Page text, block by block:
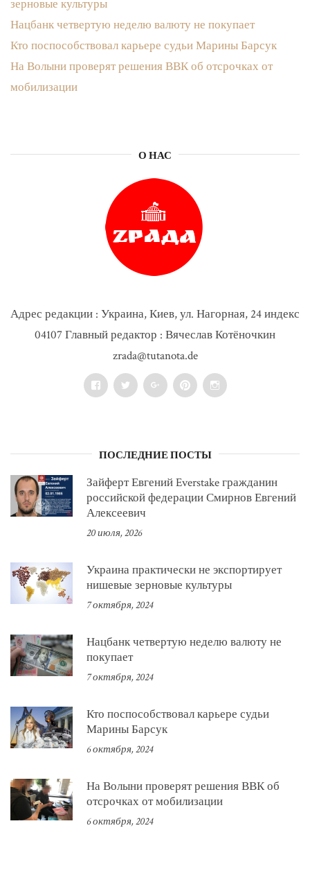
зерновые культуры
Нацбанк четвертую неделю валюту не покупает
Кто поспособствовал карьере судьи Марины Барсук
На Волыни проверят решения ВВК об отсрочках от
мобилизации
О НАС
Адрес редакции : Украина, Киев, ул. Нагорная, 24 индекс
04107 Главный редактор : Вячеслав Котёночкин
zrada@tutanota.de
FacebookTwitter Google+PinterestInstagram
ПОСЛЕДНИЕ ПОСТЫ
Зайферт Евгений Everstake гражданин
российской федерации Смирнов Евгений
Алексеевич
20 июля, 2026
Украина практически не экспортирует
нишевые зерновые культуры
7 октября, 2024
Нацбанк четвертую неделю валюту не
покупает
7 октября, 2024
Кто поспособствовал карьере судьи
Марины Барсук
6 октября, 2024
На Волыни проверят решения ВВК об
отсрочках от мобилизации
6 октября, 2024